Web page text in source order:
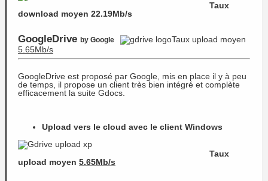
Taux
download moyen 22.19Mb/s
GoogleDrive by Google
Taux upload moyen
5.65Mb/s
GoogleDrive est proposé par Google, mis en place il y à peu
de temps, il propose un client très bien intégré et complète
efficacement la suite Gdocs.
Upload vers le cloud avec le client Windows
Taux
upload moyen 5.65Mb/s